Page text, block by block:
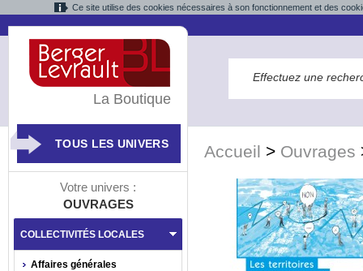
Ce site utilise des cookies nécessaires à son fonctionnement et des
Accueil > Ouvrages
La Boutique
TOUS LES UNIVERS
Votre univers :
OUVRAGES
COLLECTIVITÉS LOCALES
Affaires générales